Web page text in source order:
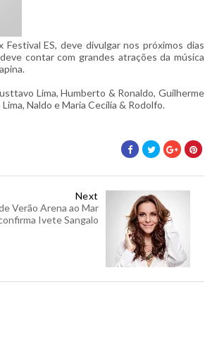
ES, deve divulgar nos próximos dias
contar com grandes atrações da música
Lima, Humberto & Ronaldo, Guilherme
Naldo e Maria Cecília & Rodolfo.
Next
Verão Arena ao Mar
Ivete Sangalo